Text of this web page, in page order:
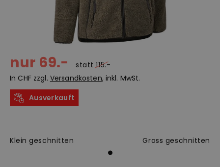
nur 69.- statt115.-
In CHF zzgl. Versandkosten, inkl. MwSt.
Ausverkauft
Klein geschnitten Gross geschnitten